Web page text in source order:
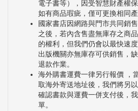
電子書等），因受智慧財產權
如有商品瑕疵，僅可更換相同產
國家書店因網路與門市共同銷
之後，若內含售盡無庫存之商
的權利，但我們仍會以最快速
出版機關亦無庫存可供銷售，
退款作業。
海外購書運費一律另行報價 ，
取海外寄送地址後，我們將另
確認書款與運費一併支付後，
單。